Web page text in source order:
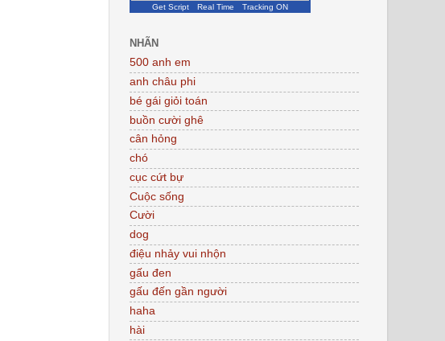
Get Script Real Time Tracking ON
NHÃN
500 anh em
anh châu phi
bé gái giỏi toán
buồn cười ghê
cân hỏng
chó
cục cứt bự
Cuộc sống
Cười
dog
điệu nhảy vui nhộn
gấu đen
gấu đến gần người
haha
hài